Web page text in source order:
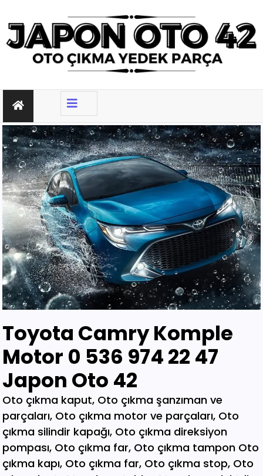
Toyota Camry Komple
Motor 0 536 974 22 47
Japon Oto 42
Oto çıkma kaput, Oto çıkma şanzıman ve parçaları, Oto çıkma motor ve parçaları, Oto çıkma silindir kapağı, Oto çıkma direksiyon pompası, Oto çıkma far, Oto çıkma tampon Oto çıkma kapı, Oto çıkma far, Oto çıkma stop, Oto çıkma jant, Oto çıkma tabla, Oto çıkma elektrik tesisatı, Oto çıkma motor tesisatı, Oto çıkma marş dinamosu, Oto çıkma şarz dinamosu, Oto çıkma bobin, Oto çıkma enjektör, Oto çıkma karbüratör, Oto çıkma şamandıra , Oto çıkma yakıt pompası, Oto çıkma eksoz, Oto çıkma manifold, Oto çıkma katalizör, Oto çıkma beyin, Oto çıkma airbag, Oto çıkma sigorta, Oto çıkma sinyal, Oto hava filitre kazanı, Oto çıkma yağ filtresi, Oto çıkma yakıt filtresi, Oto çıkma debriyaj seti, Oto çıkma fren seti, Oto çıkma kampana, Oto çıkma körük, Oto çıkma fan, Oto çıkma fan davlumbazı, Oto çıkma soğutucu, Oto çıkma radyatör, Oto çıkma klima kompresörü, Oto çıkma bagaj, Oto çıkma su radyatörünü, Oto çıkma klima radyatörü, Oto çıkma interkol radyatörü, Oto çıkma cam, Oto çıkma çamurluk, Oto çıkma davlumbaz, Oto çıkma güneşlik, Oto çıkma kapı kolu, Oto çıkma kapı saçı, Oto çıkma karter, Oto kesme marşpiyel, Oto çıkma panel, Oto çıkma panjur , Oto çıkma sunroof, Oto çıkma arka tampon, Oto çıkma ön tampon, Oto çıkma ayna, Oto çıkma amartisör, Oto çıkma el freni, Oto çıkma el fren tabancası, Oto çıkma direksiyon simidi, Oto çıkma koltuk, Oto çıkma vites topuzu, Oto çıkma göğüs, Oto çıkma torpido, Oto çıkma kilometre saati, Oto çıkma dingil, Oto çıkma blok, Oto çıkma motor bloğu, Oto çıkma krank, Oto çıkma eksantrik mili, Oto çıkma gaz kelebeği, Oto çıkma kompresör, Oto çıkma mafsal, Oto çıkma motor kulağı, Oto çıkma motor, Oto çıkma piston kolu, Oto çıkma segman, Oto çıkma rulman, Oto çıkma turbo, Oto çıkma yağ pompası, Oto çıkma şanzıman dişlisi, Oto çıkma mafsal, Oto çıkma sekromenç, Oto çıkma türbin, Oto çıkma volant, Oto çıkma aks, Oto çıkma akis, Oto çıkma direksiyon kutusu, Oto çıkma direksiyon mili, Oto çıkma helezyon yayı, Oto çıkma körük, Oto çıkma porya, Oto çıkma sis çerçevesi, Oto çıkma kapı menteşesi, Oto çıkma sis farı, Oto çıkma difaransiyel, Oto çıkma traves, Oto çıkma cam motoru, Oto çıkma sinyal, Oto çıkma cam düğmesi, Oto çıkma kapı döşemesi, Oto çıkma cam kirkosu, Oto çıkma kalorifer kutusu, Oto çıkma beşik, Oto çıkma filtre, Oto çıkma konsül, Oto çıkma tampon demiri, Oto çıkma kapı kilidi, Oto çıkma motor takozu, Oto çıkma kampana, Oto çıkma gösterge paneli, Oto çıkma taşıyıcı, Oto kesme tavan, Oto kesme marşpiyel, Oto kesme çamurluk, Oto kesme yarım arka, Oto çıkma hava akış metresi, Oto çıkma vestenhaouse, Oto çıkma vestibhouse, Oto çıkma park sensörü Oto çıkma kapı fitilleri, Oto çıkma cam düğmesi, Oto çıkma motor takozu, Oto çıkma vites topuzu, Oto çıkma far beyni, Oto çıkma motor beyni, Oto çıkma airbag beyni, Oto çıkma abs beyni, Oto çıkma şanzıman beyni, Oto parça, Oto çıkma yedek parça, Oto oto yedek parça, Oto sigorta kutusu, Oto çıkma su bidonu, Oto çıkma teyp, Oto çıkma cd çalar, Oto çıkma rölanti ayarlayıcı, Oto çıkma kolon kilidi, Oto çıkma kapı kilidi, Oto çıkma kapı iç açma kolu, Oto çıkma kapı çıtası, Oto çıkma tavan çıtası, Oto çıkma krank kasnağı, Oto çıkma eksantrik kasnağı, Oto çıkma alt travers, Oto çıkma arka dingil, Oto çıkma fren merkezi, Oto çıkma imop kutus, Oto çıkma sigorta tablası, Oto çıkma klima ekranı, Oto çıkma vakum, Oto çıkma orta havalandırma, Oto çıkma radyo ekranı, Oto çıkma yağ pompası, Oto çıkma şanzıman kulağı, Oto çıkma debriyaj bilyası, Oto çıkma direksiyon spotu, Oto çıkma direksiyon sargısı, Oto çıkma airbag sargısı, Oto çıkma tesisat kablosu, Oto çıkma klima paneli, Oto çıkma ön kapı, Oto çıkma arka kapı, Oto çıkma baskı balata, Oto çıkma volant, Oto çıkma yedek parça, Oto çıkma parça, Oto oto yedek parça, Oto parça, Çıkma parça, Oto çıkma parçaları, Çıkma parçaları, Oto yedek parça, Oto çıkma şanzıman, Oto çıkma hoparlör, Oto çıkma fren vakum, Oto çıkma map sensösrü, Oto çıkma cam silgi motoru, Oto çıkma cam silgi kolu, Oto çıkma flaşö, Oto çıkma vites levyesi, Oto çıkma turbo basınç Oto çıkma vestinghouse, Oto çıkma gaz pedalı, Oto çıkma su bidonu, Oto çıkma ganister, Oto çıkma tampon braketi, Oto çıkma çamurluk davlumbazı, Oto çıkma el fren teli, Oto çıkma şarj dinamosu, Oto çıkma biel kolu, Oto çıkma hava akış metresi, Oto çıkma eksoz sondası, Oto çıkma emme manifoldu, Oto çıkma fincan, Oto çıkma itici horozlar, Oto çıkma piyano mili, Oto çıkma vites halatı, Oto çıkma tavan döşemesi, Oto çıkma sanroof düğmesi, Oto çıkma sanroof camı, Oto çıkma tavan anteni, Oto çıkma kapı bantları, Oto çıkma kapı soketi, Oto çıkma kapı tesisatı, Oto çıkma koltuk ayar düğmesi, Oto çıkma kapı rayı, Oto çıkma şanzıman dişlisi, Oto çıkma reyil borusu, Oto çıkma buji kablosu, Oto çıkma yağ çubuğu, Oto çıkma distribitör kapağı, Oto çıkma termostat, Oto çıkma map sensörü, Oto çıkma motor kaputu, Oto çıkma kapı nikelajı, Oto çıkma tampon nikelajı, Oto çıkma fren disk, Oto çıkma debriyaj rulmanı, Oto çıkma karbüratör, Oto çıkma eksoz takozu, Oto çıkma körük, Oto çıkma cam su deposu, Oto çıkma genleşme kavanozu, Oto çıkma süspansiyon, Oto çıkma devirdaim hortumu, Oto çıkma travers, Oto çıkma yedek su deposu, Oto çıkma emme manifolt, Oto çıkma kaset çalar, Oto çıkma kapı bandı, Oto çıkma eksantrik horuzu, Oto çıkma xenon far beyni, Oto çıkma tampon ızgarası, Oto çıkma cd çalar, Oto çıkma yakıt deposu, Oto çıkma tampon kaplaması, Oto çıkma kaput mandalı, Oto çıkma el fren düğmesi, Oto çıkma dikiz aynası, Oto çıkma yarım motor, Oto çıkma turbo borusu, Oto çıkma dış ayna, Oto çıkma iç ayna, Oto çıkma tozluk kapağı, Oto çıkma tampon alt bagaliti, Oto çıkma toz kapağı, Oto çıkma parça ankara, Oto çıkma parça İstanbul, Oto çıkma parça adana, Oto çıkma parça elağzı, Oto çıkma parça izmir, Oto çıkma parça bursa, Oto çıkma parça Eskişehir, Oto çıkma parça kayseri, Oto çıkma parça Diyarbakır, Oto çıkma parça Şanlıurfa, Oto çıkma parça,Gaziantep Oto çıkma parça ağrı, Oto çıkma parça konya, Oto çıkma parça Yozgat, Oto çıkma parça Nevşehir, Oto çıkma parça Niğde, Oto çıkma parça Antaly, Oto çıkma parça malatya, Oto çıkma parça mardin, Oto çıkma parça van, Oto çıkma parça hakkari, Oto çıkma parça,Erzurum Oto çıkma parça sivas, Oto çıkma parça Trabzon, Oto çıkma parça çorum, Oto çıkma parça samsun, Oto çıkma parça bolu, Oto çıkma parça afyon, Oto parça, Oto yedek parça, Oto oto yedek parça, Oto parçaları, Oto çıkmacı,yıldız sanayi sitesi ostim,otomobil yedek parça, çıkma parça oto yedek parça, Oto çıkma parça Oto parça, Oto çıkma parça , çıkma Oto parça,Adana Oto Çıkma Parça , Adıyaman Oto Çıkma Parça Afyon Oto Çıkma Parça Ağrı Oto Çıkma Parça Aksaray Oto Çıkma Parça Amasya Oto Çıkma Parça Ankara Oto Çıkma Parça Antalya Oto Çıkma Parça Ardahan Oto Çıkma Parça Artvin Oto Çıkma Parça Aydın Oto Çıkma Parça Balıkesir Oto Çıkma Parça Bartın Oto Çıkma Parça Batman Oto Çıkma Parça Bayburt Oto Çıkma Parça Bilecik Oto Çıkma Parça Bingöl Oto Çıkma Parça Bitlis Oto Çıkma Parça Bolu Oto Çıkma Parça Bursa Oto Çıkma Parça Çanakkale Oto Çıkma Parça Çankırı Oto Çıkma Parça Çorum Oto Çıkma Parça Denizli Oto Çıkma Parça Diyarbakır Oto Çıkma Parça Düzce Oto Çıkma Parça Edirne Oto Çıkma Parça Elazığ Oto Çıkma Parça Erzincan Oto Çıkma Parça Erzurum Oto Çıkma Parça Eskişehir Oto Çıkma Parça Gaziantep Oto Çıkma Parça Giresun Oto Çıkma Parça Gümüşhane Oto Çıkma Parça Hakkari Oto Çıkma Parça Hatay Oto Çıkma Parça Iğdır Oto Çıkma Parça Isparta Oto Çıkma Parça İstanbul Oto Çıkma Parça İzmir Oto Çıkma Parça Kahramanmaraş Oto Çıkma Karabük Oto Çıkma Parça Karaman Oto Çıkma Parça Kars Oto Çıkma Parça Kastamonu Oto Çıkma Parça Kayseri Oto Çıkma Parça Kilis Oto Çıkma Parça Kırıkkale Oto Çıkma Parça Kırklareli Oto Çıkma Parça Kırşehir Oto Çıkma Parça Kocaeli Oto Çıkma Parça Konya Oto Çıkma Parça Kütahya Oto Çıkma Parça Malatya Oto Çıkma Parça Manisa Yedek Parça Mardin Oto Çıkma Parça Mersin Oto Çıkma Parça Muğla Oto Çıkma Parça Nevşehir Oto Çıkma Parça Niğde Oto Çıkma Parça Ordu Oto Çıkma Parça Osmaniye Oto Çıkma Parça Rize Oto Çıkma Parça Sakarya Oto Çıkma Parça Samsun Oto Çıkma Parça Şanlıurfa Oto Çıkma Parça Siirt Oto Çıkma Parça Sinop Oto Çıkma Parça Şırnak Oto Çıkma Parça Sivas Oto Çıkma Parça Oto Çıkma Parça Tekirdağ Oto Çıkma Parça Tokat Oto Çıkma Parça Trabzon Oto Çıkma Parça Tunceli Oto Çıkma Parça Uşak Oto Çıkma Parça Van Oto Çıkma Parça Yalova Oto Çıkma Parça Yozgat Oto Çıkma Parça Zonguldak Oto Çıkma Parça Online Oto Çıkma Parça Düzce Oto Çıkma Parça Osmaniye Oto Çıkma Parça Kilis Oto Çıkma Parça Karabük Oto Çıkma Parça Yalova Oto Çıkma Parça Iğdır Oto Çıkma Parça Ardahan Oto Çıkma Parça Bartın Oto Çıkma Parça Şırnak Oto Çıkma Parça Adana Oto Çıkma yedek Parça Adıyaman Oto Çıkma yedek Afyon Oto Çıkma yedek Parça Ağrı Oto Çıkma yedek Parça Aksaray Oto Çıkma yedek Parça Amasya Oto Çıkma yedek Parça Ankara Oto Çıkma yedek Parça Antalya Oto Çıkma yedek Parça Ardahan Oto Çıkma yedek Parça Artvin Oto Çıkma yedek Parça Aydın Oto Çıkma yedek Parça Balıkesir Oto Çıkma yedek Parça Bartın Oto Çıkma yedek Parça Batman Oto Çıkma yedek Parça Bayburt Oto Çıkma yedek Parça Bilecik Oto Çıkma yedek Parça Bingöl Oto Çıkma yedek Parça Bitlis Oto Çıkma yedek Parça Bolu Oto Çıkma yedek Parça Bursa Oto Çıkma yedek Parça Çanakkale Oto Çıkma yedek Çankırı Oto Çıkma yedek Parça Çorum Oto Çıkma yedek Parça Denizli Oto Çıkma yedek Parça Diyarbakır Oto Çıkma yedek Düzce Oto Çıkma yedek Parça Edirne Oto Çıkma yedek Parça Elazığ Oto Çıkma yedek Parça Erzincan Oto Çıkma yedek Parça Erzurum Oto Çıkma yedek Parça Eskişehir Oto Çıkma yedek Parça Gaziantep Oto Çıkma yedek Giresun Oto Çıkma yedek Parça Gümüşhane Oto Çıkma yedek Hakkari Oto Çıkma yedek Parça Hatay Oto Çıkma yedek Parça Iğdır Oto Çıkma yedek Parça Isparta Oto Çıkma yedek Parça İstanbul Oto Çıkma yedek Parça İzmir Oto Çıkma yedek Parça Kahramanmaraş Oto Çıkma Karabük Oto Çıkma yedek Parça Karaman Oto Çıkma yedek Parça Kars Oto Çıkma yedek Parça Kastamonu Oto Çıkma yedek Kayseri Oto Çıkma yedek Parça Kilis Oto Çıkma yedek Parça Oto Çıkma Şarj Dinamosu, Oto Çıkma Taban Döşemeleri, Tekirdağ O